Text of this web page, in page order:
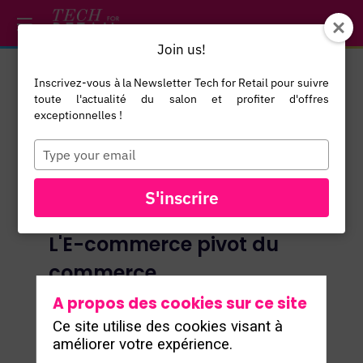
L'E-commerce pivot du
commerce
Olivier Theulle- Directeur du E-
commerce et du Digital, Fnac Darty
Javier Lopez Calvet- CFO, ESG & RRII
& E-Commerce Advisor to CEO, Dia
A propos des cookies sur ce site
Ce site utilise des cookies visant à
améliorer votre expérience.
*/
Join us!
Inscrivez-vous à la Newsletter Tech for Retail pour suivre
toute l'actualité du salon et profiter d'offres
exceptionnelles !
Type
your
email
S'inscrire